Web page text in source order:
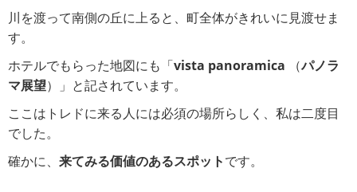
川を渡って南側の丘に上ると、町全体がきれいに見渡せま
す。
ホテルでもらった地図にも「vista panoramica （パノラ
マ展望）」と記されています。
ここはトレドに来る人には必須の場所らしく、私は二度目
でした。
確かに、 来てみる価値のあるスポットです。